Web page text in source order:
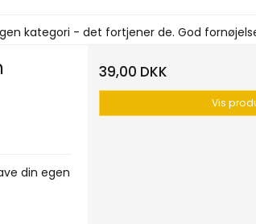
kategori - det fortjener de. God
din egen
39,00 DKK
Vis